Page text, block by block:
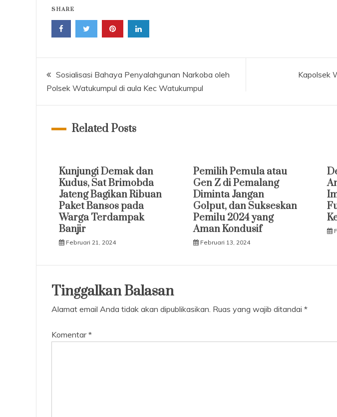
SHARE
Navigasi
pos
Sosialisasi Bahaya Penyalahgunan Narkoba oleh
Polsek Watukumpul di aula Kec Watukumpul
Kapolsek
Related Posts
Kunjungi Demak dan
Kudus, Sat Brimobda
Jateng Bagikan Ribuan
Paket Bansos pada
Warga Terdampak
Banjir
Februari 21, 2024
Pemilih Pemula atau
Gen Z di Pemalang
Diminta Jangan
Golput, dan Sukseskan
Pemilu 2024 yang
Aman Kondusif
Februari 13, 2024
Tinggalkan Balasan
Alamat email Anda tidak akan dipublikasikan. Ruas yang wajib ditandai *
Komentar*